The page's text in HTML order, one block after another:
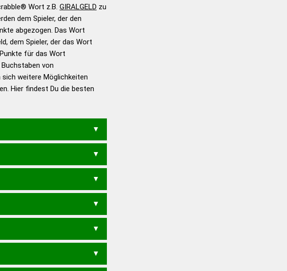
– Standardwerk in 12
– Richtiges und gutes
– Die deutsche Grammatik
– Deutsches
Wort z.B. GIRALGELD zu
dem Spieler, der den
abgezogen. Das Wort
dem Spieler, der das Wort
für das Wort
von
sich weitere Möglichkeiten
Hier findest Du die besten
GRADEL LEDRIG LIGADE